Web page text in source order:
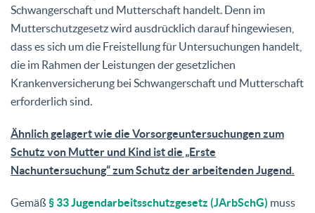
Schwangerschaft und Mutterschaft handelt. Denn im
Mutterschutzgesetz wird ausdrücklich darauf hingewiesen,
dass es sich um die Freistellung für Untersuchungen handelt,
die im Rahmen der Leistungen der gesetzlichen
Krankenversicherung bei Schwangerschaft und Mutterschaft
erforderlich sind.
Ähnlich gelagert wie die Vorsorgeuntersuchungen zum
Schutz von Mutter und Kind ist die „Erste
Nachuntersuchung“ zum Schutz der arbeitenden Jugend.
Gemäß § 33 Jugendarbeitsschutzgesetz (JArbSchG) muss